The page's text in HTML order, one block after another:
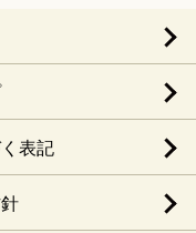
表記